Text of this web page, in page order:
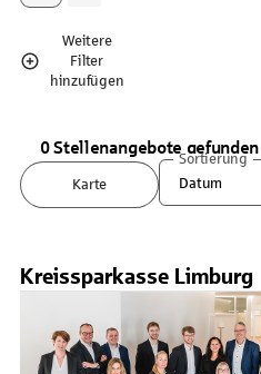
Weitere
Filter
hinzufügen
0 Stellenangebote gefunden
Karte
Sortierung
Datum
Kreissparkasse Limburg